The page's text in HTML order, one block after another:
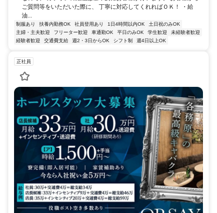
ご質問等をいただいた際に、 丁寧に対応してくれればＯＫ！ ・給
油...
制服あり 扶養内勤務OK 社員登用あり 1日4時間以内OK
土日祝のみOK
主婦・主夫歓迎
フリーター歓迎 車通勤OK 平日のみOK 学生歓迎
未経験者歓迎
経験者歓迎
交通費支給 週2・3日からOK シフト制 週4日以上OK
正社員